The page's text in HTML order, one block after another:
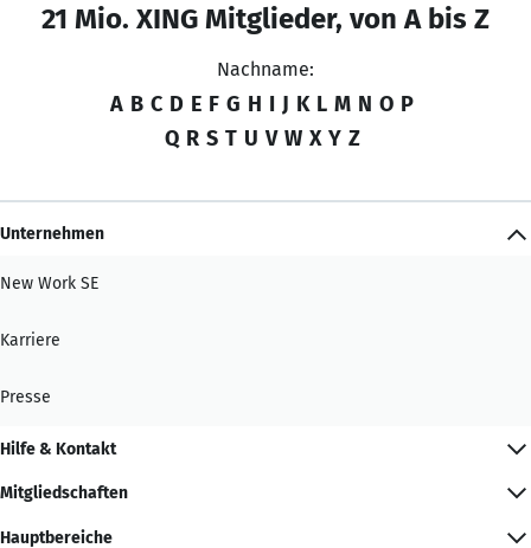
21 Mio. XING Mitglieder, von A bis Z
Nachname:
A B C D E F G H I J K L M N O P
Q R S T U V W X Y Z
Unternehmen
New Work SE
Karriere
Presse
Hilfe & Kontakt
Mitgliedschaften
Hauptbereiche